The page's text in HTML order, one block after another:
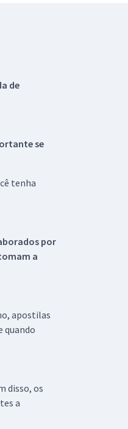
de
se
tenha
por
a
apostilas
quando
disso, os
a